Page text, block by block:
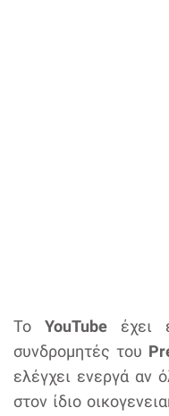
Το YouTubeέχει
συνδρομητές του
ελέγχει ενεργά αν
στον ίδιο